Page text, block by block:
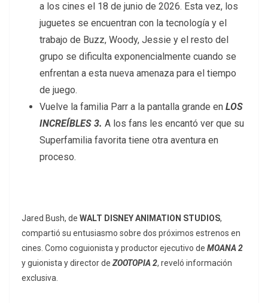
a los cines el 18 de junio de 2026. Esta vez, los
juguetes se encuentran con la tecnología y el
trabajo de Buzz, Woody, Jessie y el resto del
grupo se dificulta exponencialmente cuando se
enfrentan a esta nueva amenaza para el tiempo
de juego.
Vuelve la familia Parr a la pantalla grande en LOS
INCREÍBLES 3. A los fans les encantó ver que su
Superfamilia favorita tiene otra aventura en
proceso.
Jared Bush, de WALT DISNEY ANIMATION STUDIOS,
compartió su entusiasmo sobre dos próximos estrenos en
cines. Como coguionista y productor ejecutivo de MOANA 2
y guionista y director de ZOOTOPIA 2, reveló información
exclusiva.